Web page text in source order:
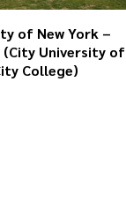
of New York –
(City University of
College)